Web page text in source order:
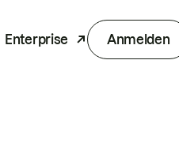
Enterprise Anmelden